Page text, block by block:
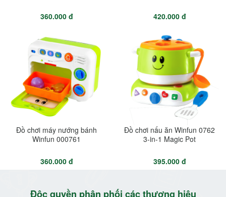
360.000 đ 420.000 đ
Đồ chơi máy nướng bánh
Winfun 000761
360.000 đ
Đồ chơi nấu ăn Winfun 0762
3-in-1 Magic Pot
395.000 đ
Độc quyền phân phối các thương hiệu